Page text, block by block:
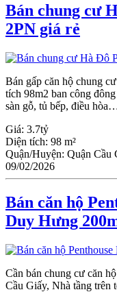
Bán chung cư
2PN giá rẻ
Bán gấp căn hộ chung
tích 98m2 ban công
sàn gỗ, tủ bếp, điều
Giá: 3.7tỷ
Diện tích: 98 m²
Quận/Huyện: Quận Cầu
09/02/2026
Bán căn hộ
Duy Hưng
Cần bán chung cư căn
Cầu Giấy, Nhà tầng trên